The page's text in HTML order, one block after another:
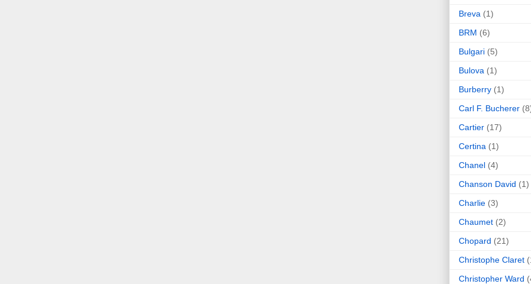
Breva (1)
BRM (6)
Bulgari (5)
Bulova (1)
Burberry (1)
Carl F. Bucherer
Cartier (17)
Certina (1)
Chanel (4)
Chanson David (1)
Charlie (3)
Chaumet (2)
Chopard (21)
Christophe Claret
Christopher Ward